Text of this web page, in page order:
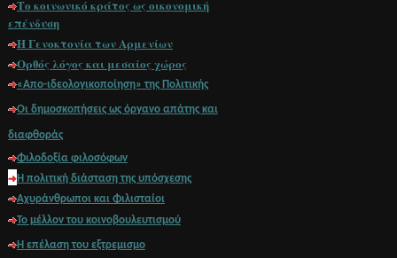
Το κοινωνικό κράτος ως οικονομική
επένδυση
Η Γενοκτονία των Αρμενίων
Ορθός λόγος και μεσαίος χώρος
«Απο-ιδεολογικοποίηση» της Πολιτικής
Οι δημοσκοπήσεις ως όργανο απάτης και
διαφθοράς
Φιλοδοξία φιλοσόφων
H πολιτική διάσταση της υπόσχεσης
Αχυράνθρωποι και Φιλισταίοι
Το μέλλον του κοινοβουλευτισμού
Η επέλαση του εξτρεμισμο